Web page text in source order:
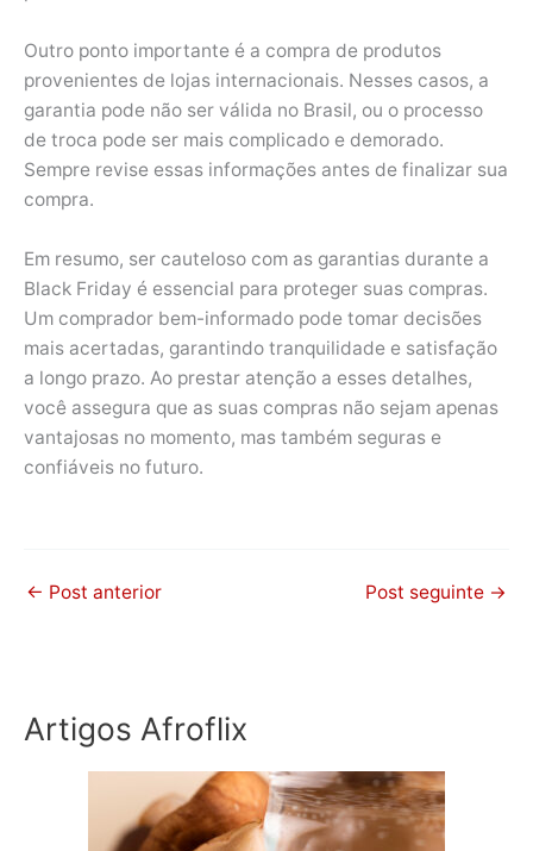
Outro ponto importante é a compra de produtos
provenientes de lojas internacionais. Nesses casos, a
garantia pode não ser válida no Brasil, ou o processo
de troca pode ser mais complicado e demorado.
Sempre revise essas informações antes de finalizar sua
compra.
Em resumo, ser cauteloso com as garantias durante a
Black Friday é essencial para proteger suas compras.
Um comprador bem-informado pode tomar decisões
mais acertadas, garantindo tranquilidade e satisfação
a longo prazo. Ao prestar atenção a esses detalhes,
você assegura que as suas compras não sejam apenas
vantajosas no momento, mas também seguras e
confiáveis no futuro.
← Post anterior Post seguinte →
Artigos Afroflix